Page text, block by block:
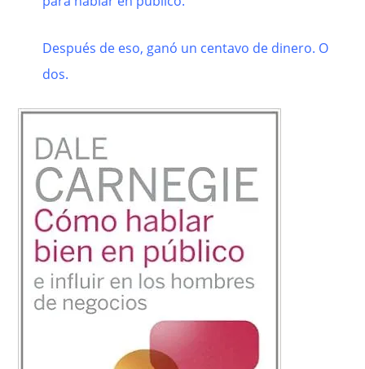
Después de eso, ganó un centavo de dinero. O
dos.